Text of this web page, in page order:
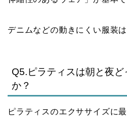
デニムなどの動きにくい服装
Q5.ピラティスは朝と夜
か？
ピラティスのエクササイズに